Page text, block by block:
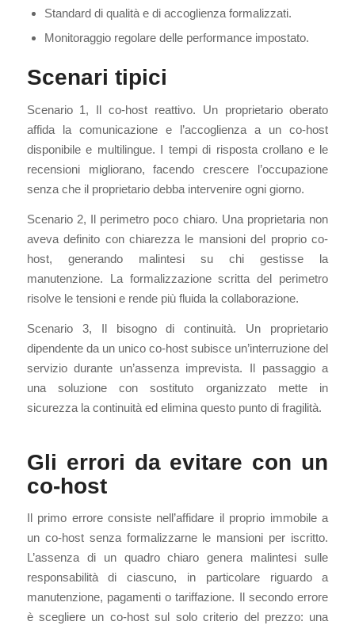
Standard di qualità e di accoglienza formalizzati.
Monitoraggio regolare delle performance impostato.
Scenari tipici
Scenario 1, Il co-host reattivo. Un proprietario oberato
affida la comunicazione e l’accoglienza a un co-host
disponibile e multilingue. I tempi di risposta crollano e le
recensioni migliorano, facendo crescere l’occupazione
senza che il proprietario debba intervenire ogni giorno.
Scenario 2, Il perimetro poco chiaro. Una proprietaria non
aveva definito con chiarezza le mansioni del proprio co-
host, generando malintesi su chi gestisse la
manutenzione. La formalizzazione scritta del perimetro
risolve le tensioni e rende più fluida la collaborazione.
Scenario 3, Il bisogno di continuità. Un proprietario
dipendente da un unico co-host subisce un’interruzione del
servizio durante un’assenza imprevista. Il passaggio a
una soluzione con sostituto organizzato mette in
sicurezza la continuità ed elimina questo punto di fragilità.
Gli errori da evitare con un
co-host
Il primo errore consiste nell’affidare il proprio immobile a
un co-host senza formalizzarne le mansioni per iscritto.
L’assenza di un quadro chiaro genera malintesi sulle
responsabilità di ciascuno, in particolare riguardo a
manutenzione, pagamenti o tariffazione. Il secondo errore
è scegliere un co-host sul solo criterio del prezzo: una